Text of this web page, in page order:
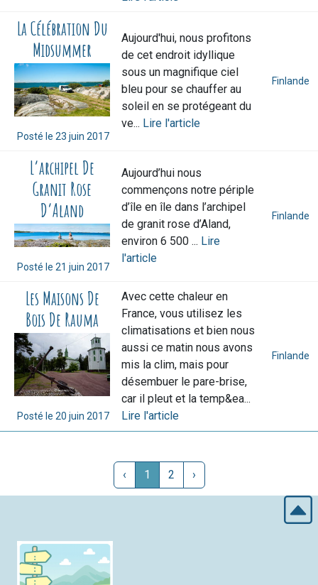
La Célébration Du
Midsummer
Posté le 23 juin 2017
Aujourd'hui, nous profitons
de cet endroit idyllique
sous un magnifique ciel
bleu pour se chauffer au
soleil en se protégeant du
ve... Lire l'article
Finlande
L’archipel De
Granit Rose
D’Aland
Posté le 21 juin 2017
Aujourd’hui nous
commençons notre périple
d’île en île dans l’archipel
de granit rose d’Aland,
environ 6 500 ... Lire
l'article
Finlande
Les Maisons De
Bois De Rauma
Posté le 20 juin 2017
Avec cette chaleur en
France, vous utilisez les
climatisations et bien nous
aussi ce matin nous avons
mis la clim, mais pour
désembuer le pare-brise,
car il pleut et la temp&ea...
Lire l'article
Finlande
‹ 1 2 ›